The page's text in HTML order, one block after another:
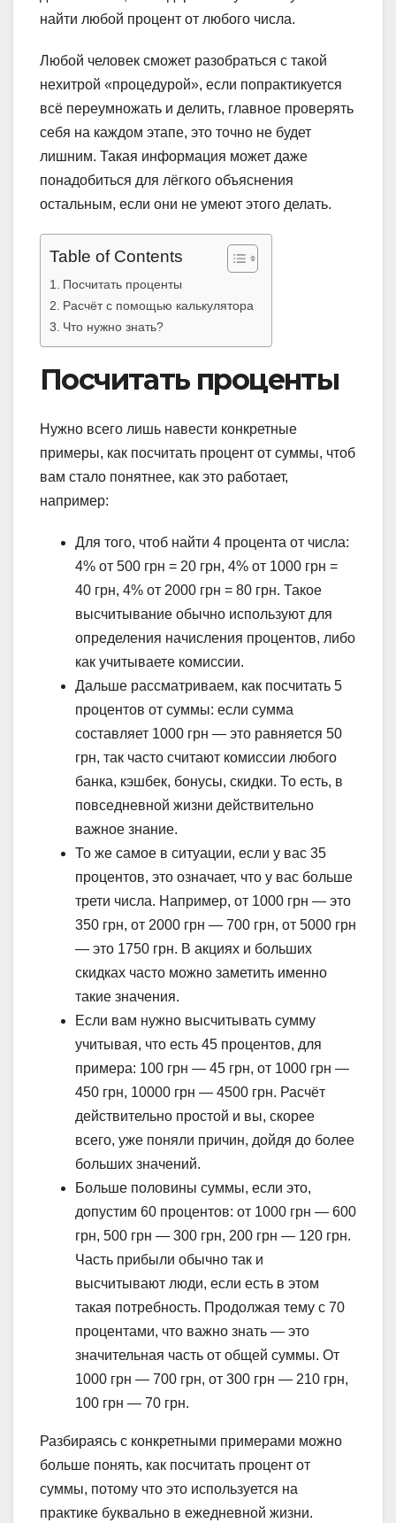
найти любой процент от любого числа.
Любой человек сможет разобраться с такой
нехитрой «процедурой», если попрактикуется
всё переумножать и делить, главное проверять
себя на каждом этапе, это точно не будет
лишним. Такая информация может даже
понадобиться для лёгкого объяснения
остальным, если они не умеют этого делать.
Table of Contents
Посчитать проценты
Расчёт с помощью калькулятора
Что нужно знать?
Посчитать проценты
Нужно всего лишь навести конкретные
примеры, как посчитать процент от суммы, чтоб
вам стало понятнее, как это работает,
например:
Для того, чтоб найти 4 процента от числа:
4% от 500 грн = 20 грн, 4% от 1000 грн =
40 грн, 4% от 2000 грн = 80 грн. Такое
высчитывание обычно используют для
определения начисления процентов, либо
как учитываете комиссии.
Дальше рассматриваем, как посчитать 5
процентов от суммы: если сумма
составляет 1000 грн — это равняется 50
грн, так часто считают комиссии любого
банка, кэшбек, бонусы, скидки. То есть, в
повседневной жизни действительно
важное знание.
То же самое в ситуации, если у вас 35
процентов, это означает, что у вас больше
трети числа. Например, от 1000 грн — это
350 грн, от 2000 грн — 700 грн, от 5000 грн
— это 1750 грн. В акциях и больших
скидках часто можно заметить именно
такие значения.
Если вам нужно высчитывать сумму
учитывая, что есть 45 процентов, для
примера: 100 грн — 45 грн, от 1000 грн —
450 грн, 10000 грн — 4500 грн. Расчёт
действительно простой и вы, скорее
всего, уже поняли причин, дойдя до более
больших значений.
Больше половины суммы, если это,
допустим 60 процентов: от 1000 грн — 600
грн, 500 грн — 300 грн, 200 грн — 120 грн.
Часть прибыли обычно так и
высчитывают люди, если есть в этом
такая потребность. Продолжая тему с 70
процентами, что важно знать — это
значительная часть от общей суммы. От
1000 грн — 700 грн, от 300 грн — 210 грн,
100 грн — 70 грн.
Разбираясь с конкретными примерами можно
больше понять, как посчитать процент от
суммы, потому что это используется на
практике буквально в ежедневной жизни.